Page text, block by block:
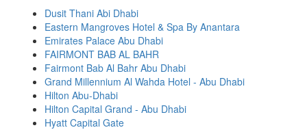
Dusit Thani Abi Dhabi
Eastern Mangroves Hotel & Spa By Anantara
Emirates Palace Abu Dhabi
FAIRMONT BAB AL BAHR
Fairmont Bab Al Bahr Abu Dhabi
Grand Millennium Al Wahda Hotel - Abu Dhabi
Hilton Abu-Dhabi
Hilton Capital Grand - Abu Dhabi
Hyatt Capital Gate